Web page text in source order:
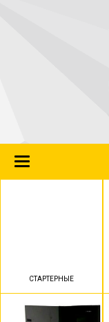
Toggle
СТАРТЕРНЫЕ